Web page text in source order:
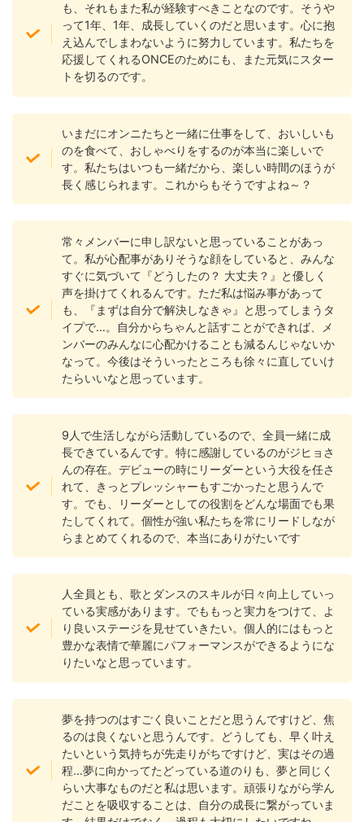
も、それもまた私が経験すべきことなのです。そうや
って1年、1年、成長していくのだと思います。心に抱
え込んでしまわないように努力しています。私たちを
応援してくれるONCEのためにも、また元気にスター
トを切るのです。
いまだにオンニたちと一緒に仕事をして、おいしいも
のを食べて、おしゃべりをするのが本当に楽しいで
す。私たちはいつも一緒だから、楽しい時間のほうが
長く感じられます。これからもそうですよね～？
常々メンバーに申し訳ないと思っていることがあっ
て。私が心配事がありそうな顔をしていると、みんな
すぐに気づいて『どうしたの？ 大丈夫？』と優しく
声を掛けてくれるんです。ただ私は悩み事があって
も、『まずは自分で解決しなきゃ』と思ってしまうタ
イプで…。自分からちゃんと話すことができれば、メ
ンバーのみんなに心配かけることも減るんじゃないか
なって。今後はそういったところも徐々に直していけ
たらいいなと思っています。
9人で生活しながら活動しているので、全員一緒に成
長できているんです。特に感謝しているのがジヒョさ
んの存在。デビューの時にリーダーという大役を任さ
れて、きっとプレッシャーもすごかったと思うんで
す。でも、リーダーとしての役割をどんな場面でも果
たしてくれて。個性が強い私たちを常にリードしなが
らまとめてくれるので、本当にありがたいです
人全員とも、歌とダンスのスキルが日々向上していっ
ている実感があります。でももっと実力をつけて、よ
り良いステージを見せていきたい。個人的にはもっと
豊かな表情で華麗にパフォーマンスができるようにな
りたいなと思っています。
夢を持つのはすごく良いことだと思うんですけど、焦
るのは良くないと思うんです。どうしても、早く叶え
たいという気持ちが先走りがちですけど、実はその過
程…夢に向かってたどっている道のりも、夢と同じく
らい大事なものだと私は思います。頑張りながら学ん
だことを吸収することは、自分の成長に繋がっていま